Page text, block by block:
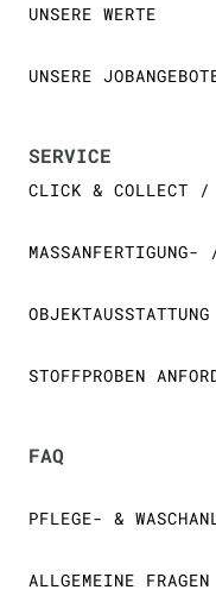
UNSERE WERTE
UNSERE
SERVICE
CLICK & COLLECT /
MASSANFERTIGUNG-
OBJEKTAUSSTATTUNG
STOFFPROBEN
FAQ
PFLEGE- &
ALLGEMEINE FRAGEN